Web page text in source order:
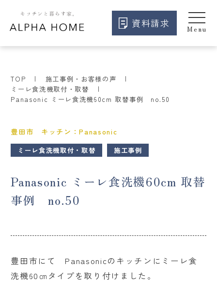
資料請求
TOP
施工事例・お客様の声
ミーレ食洗機取付・取替
Panasonic ミーレ食洗機60cm 取替事例 no.50
豊田市 キッチン：Panasonic
ミーレ食洗機取付・取替 施工事例
Panasonic ミーレ食洗機60cm 取替
事例 no.50
豊田市にて Panasonicのキッチンにミーレ食
洗機60㎝タイプを取り付けました。